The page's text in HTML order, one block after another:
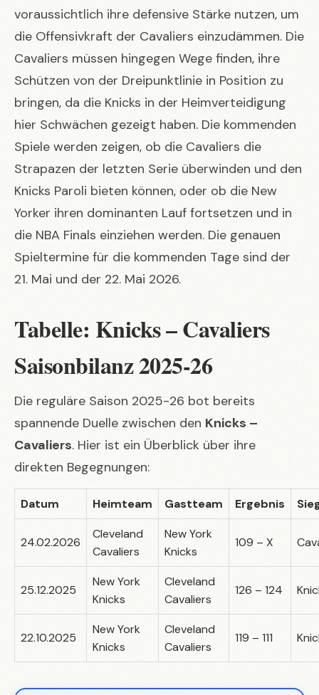
voraussichtlich ihre defensive Stärke nutzen, um
die Offensivkraft der Cavaliers einzudämmen. Die
Cavaliers müssen hingegen Wege finden, ihre
Schützen von der Dreipunktlinie in Position zu
bringen, da die Knicks in der Heimverteidigung
hier Schwächen gezeigt haben. Die kommenden
Spiele werden zeigen, ob die Cavaliers die
Strapazen der letzten Serie überwinden und den
Knicks Paroli bieten können, oder ob die New
Yorker ihren dominanten Lauf fortsetzen und in
die NBA Finals einziehen werden. Die genauen
Spieltermine für die kommenden Tage sind der
21. Mai und der 22. Mai 2026.
Tabelle: Knicks – Cavaliers
Saisonbilanz 2025-26
Die reguläre Saison 2025-26 bot bereits
spannende Duelle zwischen den Knicks –
Cavaliers. Hier ist ein Überblick über ihre
direkten Begegnungen:
Datum Heimteam Gastteam Ergebnis
24.02.2026
Cleveland
Cavaliers
New York
Knicks
109 – X
25.12.2025
New York
Knicks
Cleveland
Cavaliers
126 – 124
22.10.2025
New York
Knicks
Cleveland
Cavaliers
119 – 111